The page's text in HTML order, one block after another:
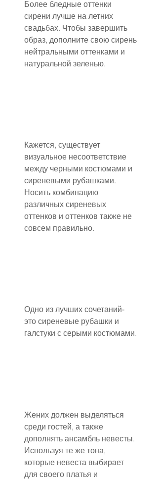
Более бледные оттенки
сирени лучше на летних
свадьбах. Чтобы завершить
образ, дополните свою сирень
нейтральными оттенками и
натуральной зеленью.
Кажется, существует
визуальное несоответствие
между черными костюмами и
сиреневыми рубашками.
Носить комбинацию
различных сиреневых
оттенков и оттенков также не
совсем правильно.
Одно из лучших сочетаний-
это сиреневые рубашки и
галстуки с серыми костюмами.
Жених должен выделяться
среди гостей, а также
дополнять ансамбль невесты.
Используя те же тона,
которые невеста выбирает
для своего платья и